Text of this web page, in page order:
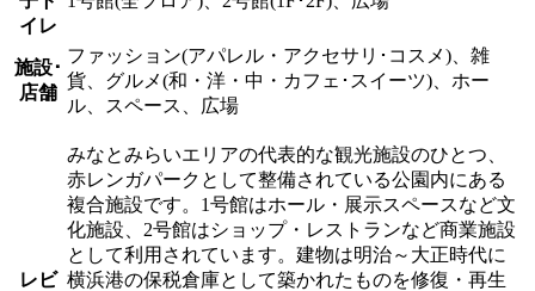
イレ
施設･
店舗
ファッション(アパレル・アクセサリ･コスメ)、雑
貨、グルメ(和・洋・中・カフェ･スイーツ)、ホー
ル、スペース、広場
レビ
みなとみらいエリアの代表的な観光施設のひとつ、
赤レンガパークとして整備されている公園内にある
複合施設です。1号館はホール・展示スペースなど文
化施設、2号館はショップ・レストランなど商業施設
として利用されています。建物は明治～大正時代に
横浜港の保税倉庫として築かれたものを修復・再生